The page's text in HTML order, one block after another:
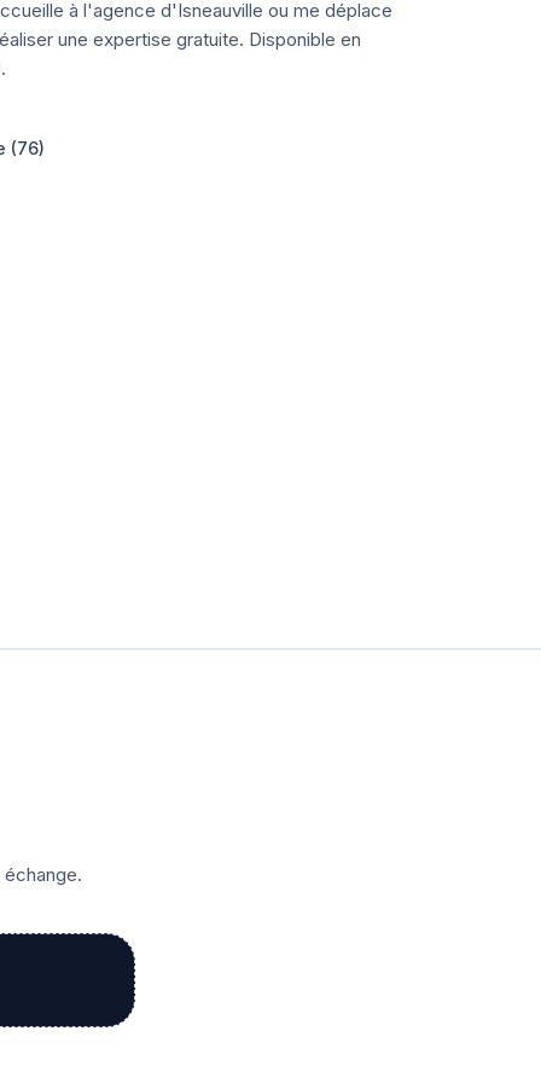
à l'agence d'Isneauville ou me déplace
une expertise gratuite. Disponible en
(76)